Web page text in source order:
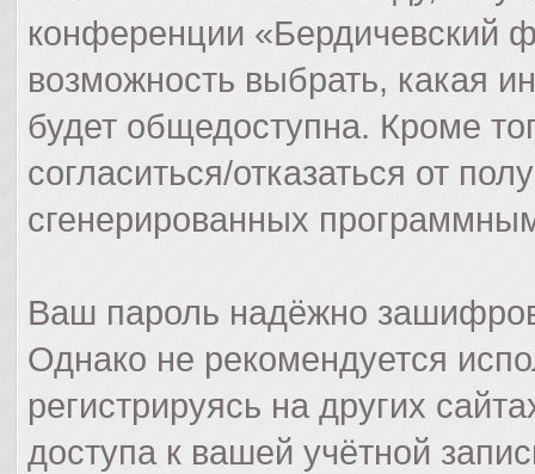
конференции «Бердичевский
возможность выбрать, какая
будет общедоступна. Кроме
согласиться/отказаться от
сгенерированных
Ваш пароль надёжно
Однако не рекомендуется
регистрируясь на других
доступа к вашей учётной